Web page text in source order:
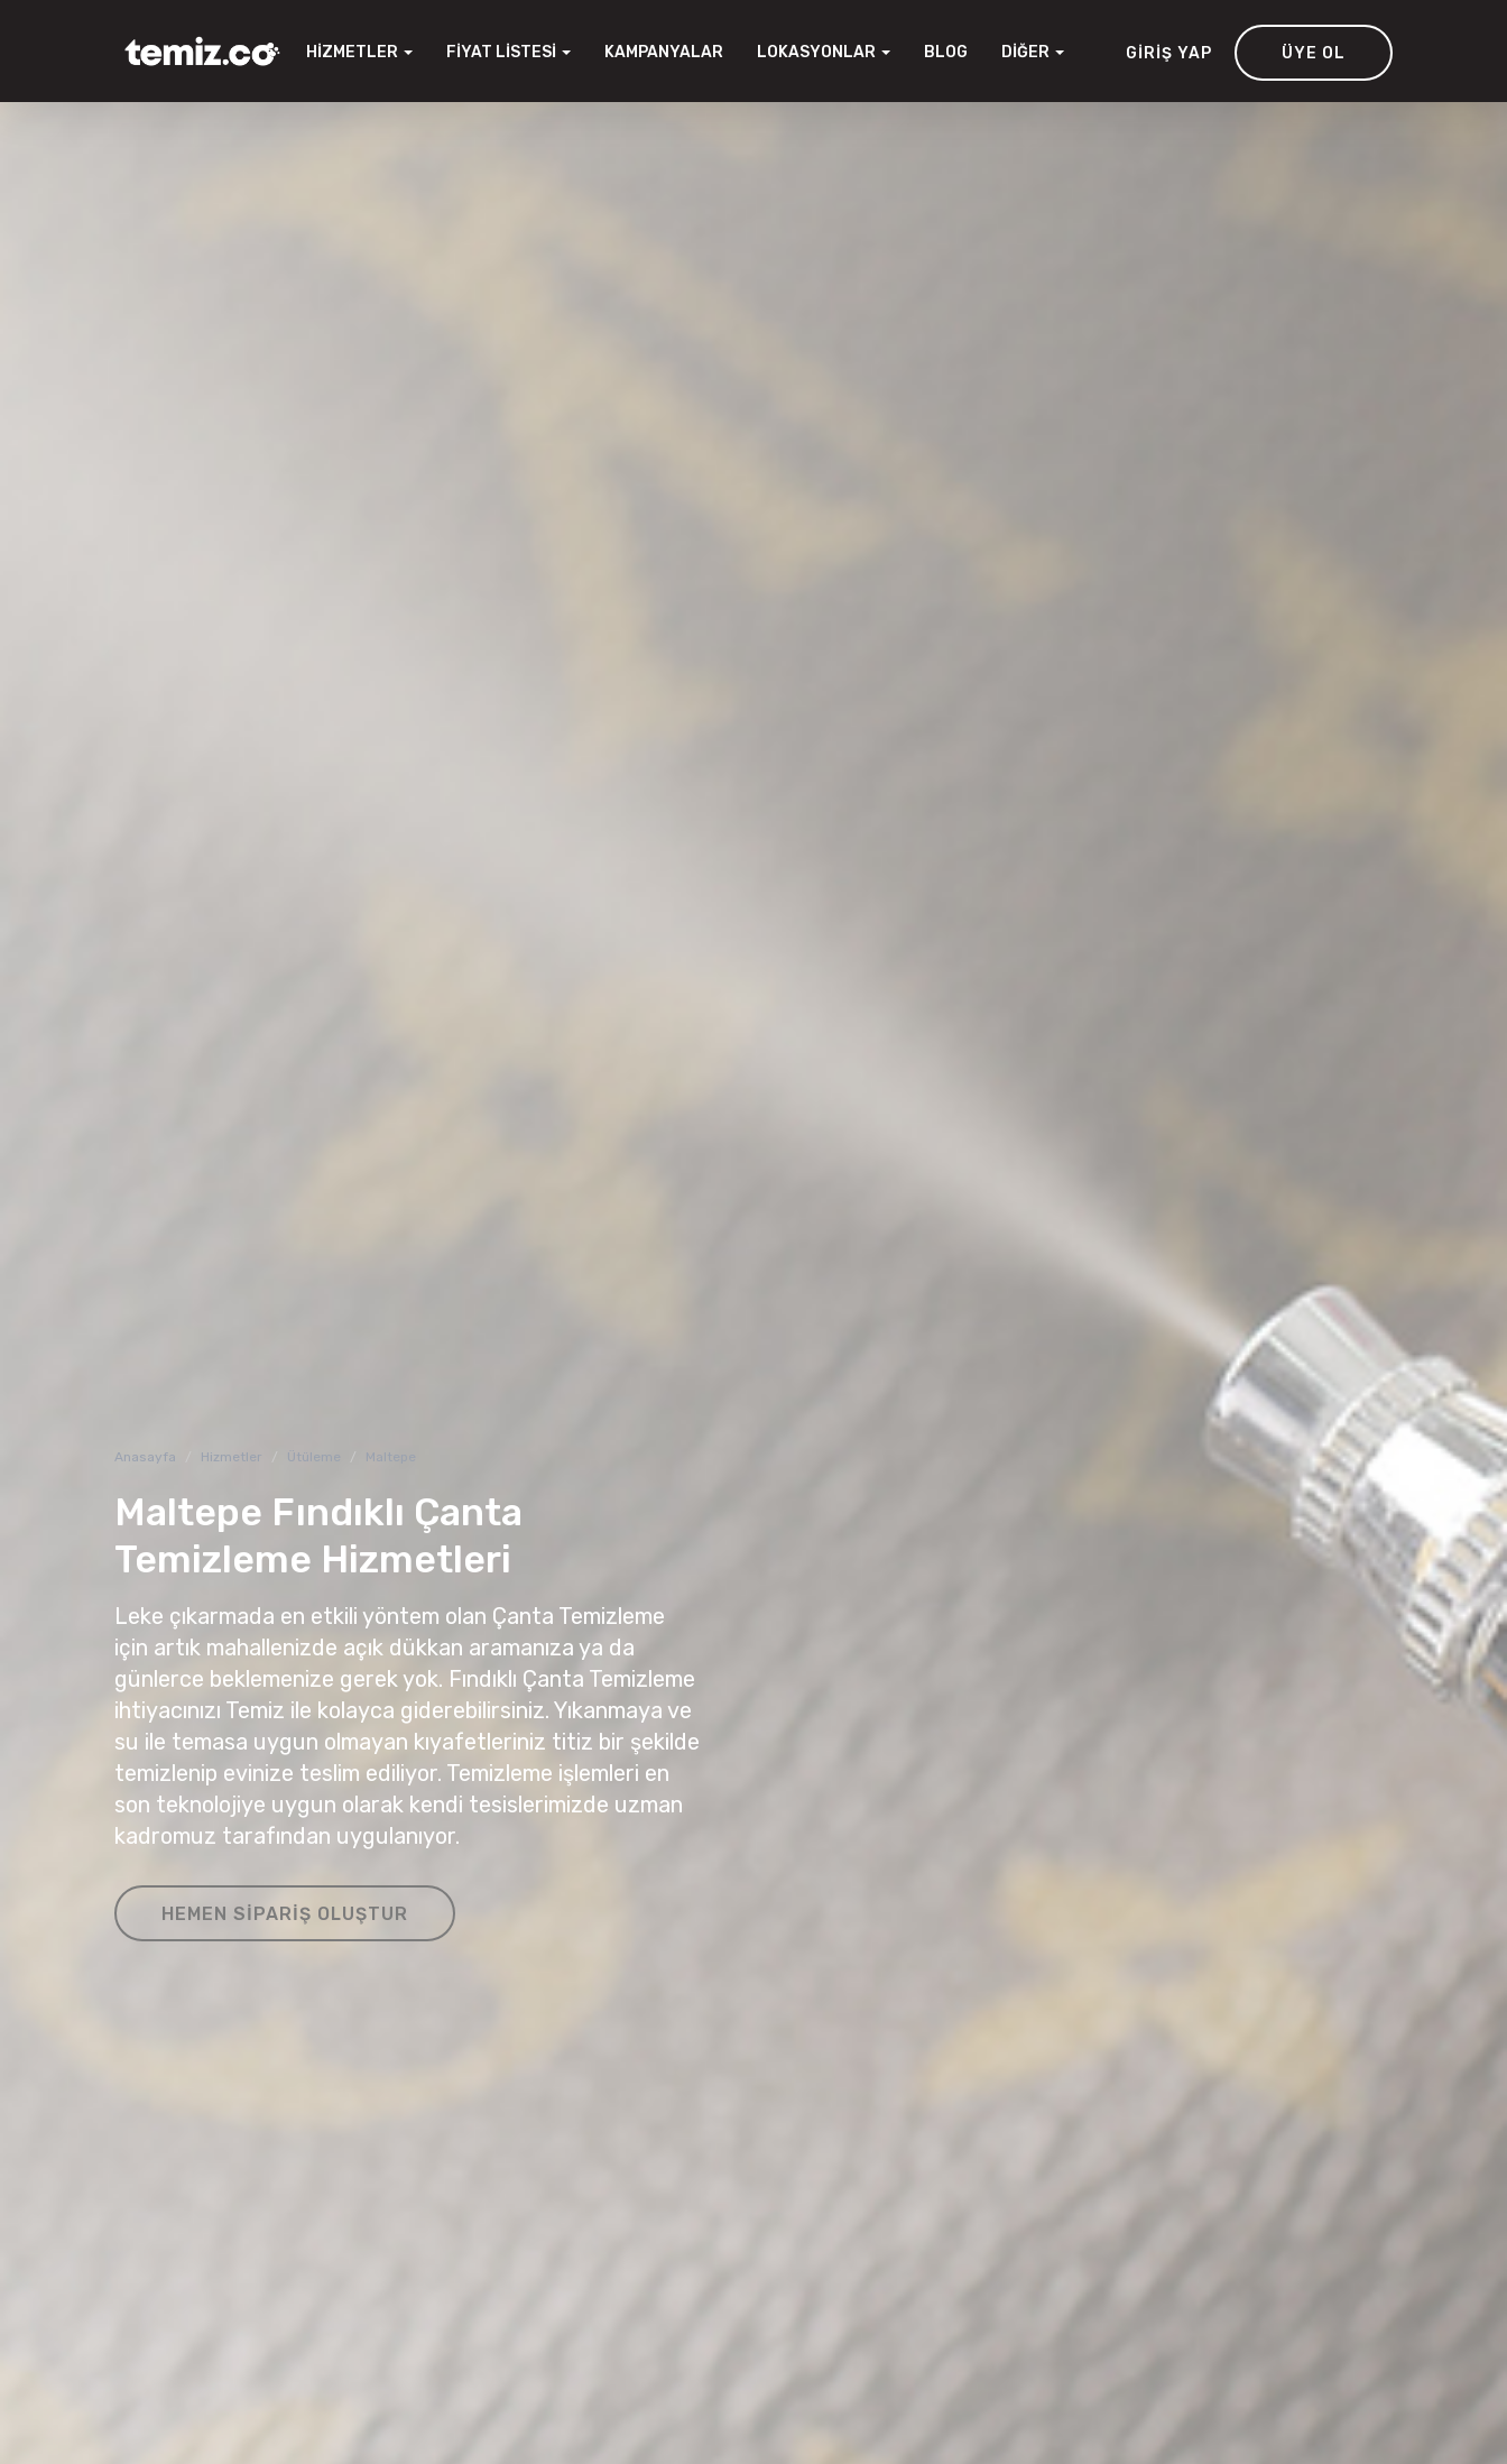
HIZMETLER FIYAT LISTESI KAMPANYALAR LOKASYONLAR BLOG DIĞER GIRIŞ YAP ÜYE OL
Anasayfa Hizmetler Ütüleme Maltepe
Maltepe Fındıklı Çanta
Temizleme Hizmetleri
Leke çıkarmada en etkili yöntem olan Çanta Temizleme
için artık mahallenizde açık dükkan aramanıza ya da
günlerce beklemenize gerek yok. Fındıklı Çanta Temizleme
ihtiyacınızı Temiz ile kolayca giderebilirsiniz. Yıkanmaya ve
su ile temasa uygun olmayan kıyafetleriniz titiz bir şekilde
temizlenip evinize teslim ediliyor. Temizleme işlemleri en
son teknolojiye uygun olarak kendi tesislerimizde uzman
kadromuz tarafından uygulanıyor.
HEMEN SIPARIŞ OLUŞTUR